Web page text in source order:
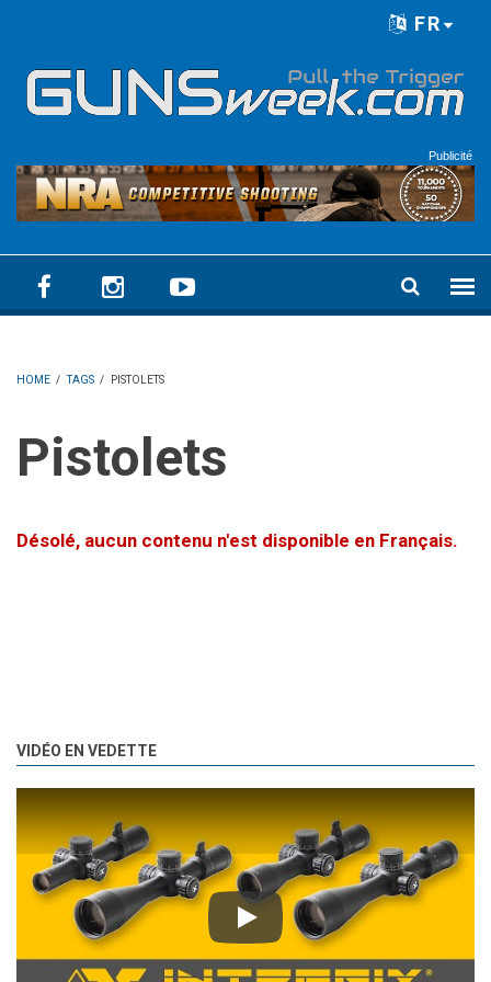
FR
Publicité
HOME / TAGS / PISTOLETS
Pistolets
Désolé, aucun contenu n'est disponible en Français.
VIDÉO EN VEDETTE
Play